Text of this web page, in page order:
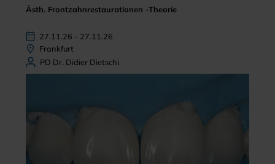
Ästh. Frontzahnrestaurationen -Theorie
27.11.26 - 27.11.26
Frankfurt
PD Dr. Didier Dietschi